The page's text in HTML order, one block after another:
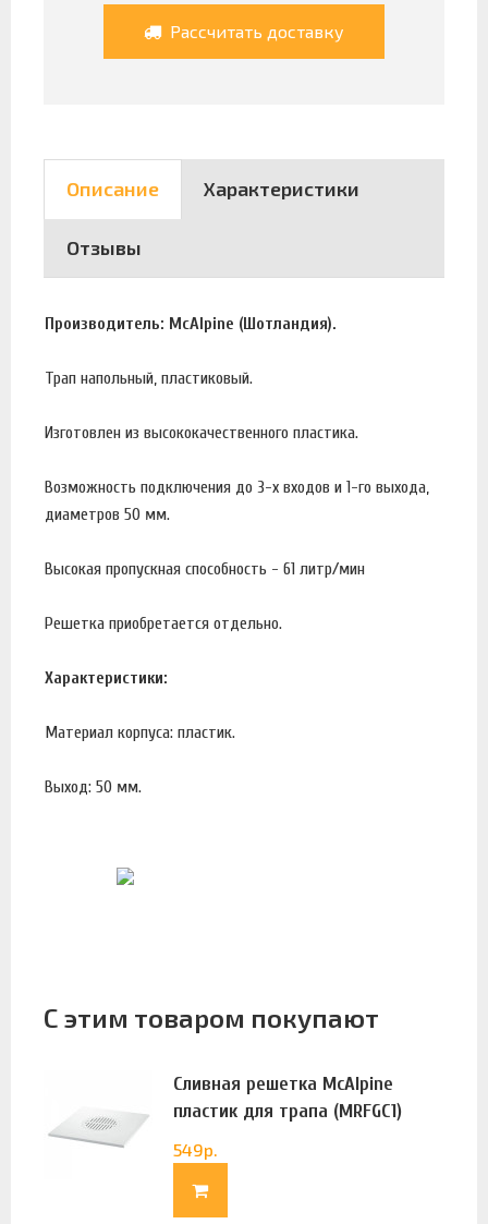
Рассчитать доставку
Описание Характеристики
Отзывы
Производитель: McAlpine (Шотландия).
Трап напольный, пластиковый.
Изготовлен из высококачественного пластика.
Возможность подключения до 3-х входов и 1-го выхода,
диаметров 50 мм.
Высокая пропускная способность - 61 литр/мин
Решетка приобретается отдельно.
Характеристики:
Материал корпуса: пластик.
Выход: 50 мм.
С этим товаром покупают
Сливная решетка McAlpine
пластик для трапа (MRFGC1)
549р.